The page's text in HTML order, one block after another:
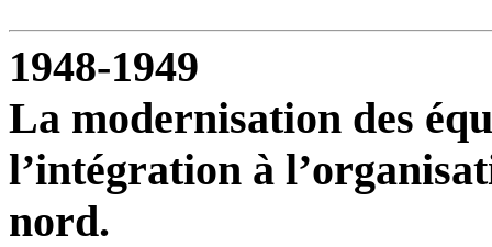
1948-1949
La modernisation des
l’intégration à
nord.